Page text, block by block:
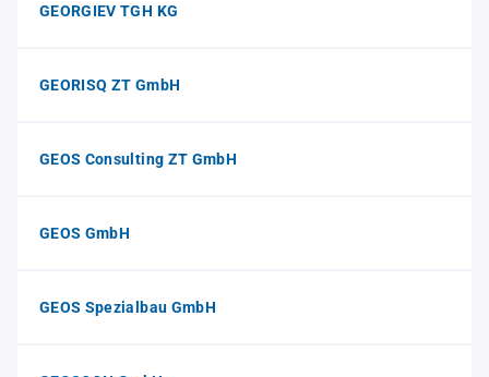
GEORGIEV TGH KG
GEORISQ ZT GmbH
GEOS Consulting ZT GmbH
GEOS GmbH
GEOS Spezialbau GmbH